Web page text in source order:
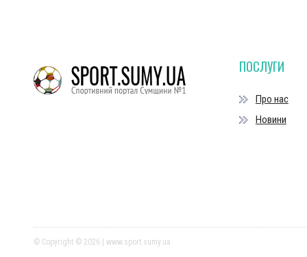
ПОСЛУГИ
Про нас
Новини
© Copyright © 2026 | www.sport.sumy.ua